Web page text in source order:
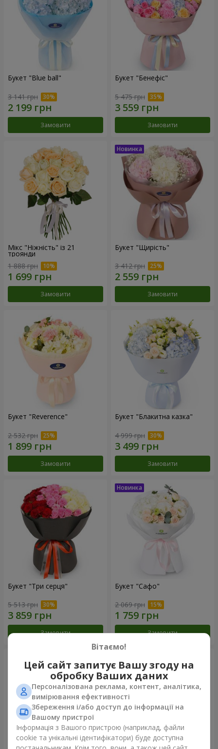
Букет "Blue ball"
3 141 грн
Замовити
Букет "Бенефіс"
5 475 грн
Замовити
Мікс "Ніжність" із 21
троянди
1 888 грн
Замовити
Букет "Щирість"
3 412 грн
Замовити
Букет "Reverence"
2 532 грн
Замовити
Букет "Блакитна казка"
4 999 грн
Замовити
Букет "Три серця"
5 513 грн
Замовити
Букет "Сафо"
2 069 грн
Замовити
Вітаємо!
Цей сайт запитує Вашу згоду на
обробку Ваших даних
Персоналізована реклама, контент, аналітика,
вимірювання ефективності
Збереження і/або доступ до інформації на
Вашому пристрої
Інформація з Вашого пристрою (наприклад, файли
cookie та унікальні ідентифікатори) буде доступна